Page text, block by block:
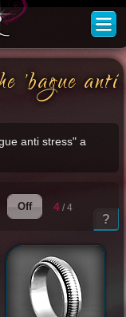
'bague anti
anti stress" a
Off 4/ 4
?